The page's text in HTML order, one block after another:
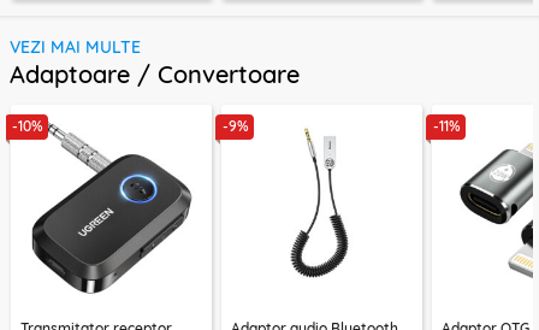
VEZI MAI MULTE
Adaptoare / Convertoare
-10% -9% -11%